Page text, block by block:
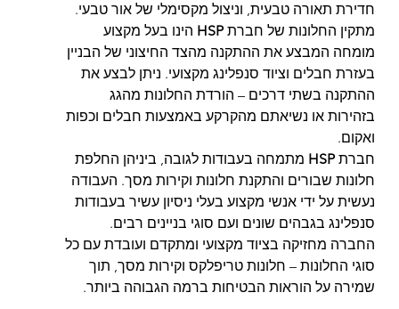
חדירת תאורה טבעית, וניצול מקסימלי של אור טבעי.
מתקין החלונות של חברת HSP הינו בעל מקצוע
מומחה המבצע את ההתקנה מהצד החיצוני של הבניין
בעזרת חבלים וציוד סנפלינג מקצועי. ניתן לבצע את
ההתקנה בשתי דרכים – הורדת החלונות מהגג
בזהירות או נשיאתם מהקרקע באמצעות חבלים וכפות
ואקום.
חברת HSP מתמחה בעבודות לגובה, ביניהן החלפת
חלונות שבורים והתקנת חלונות וקירות מסך. העבודה
נעשית על ידי אנשי מקצוע בעלי ניסיון עשיר בעבודות
סנפלינג בגבהים שונים ועם סוגי בניינים רבים.
החברה מחזיקה בציוד מקצועי ומתקדם ועובדת עם כל
סוגי החלונות – חלונות טריפלקס וקירות מסך, תוך
שמירה על הוראות הבטיחות ברמה הגבוהה ביותר.